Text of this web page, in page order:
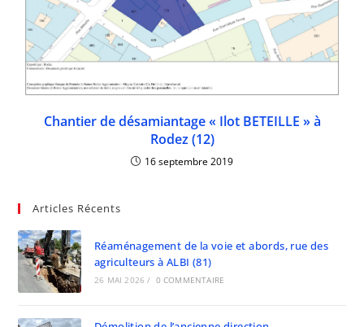
Chantier de désamiantage « Ilot BETEILLE » à
Rodez (12)
16 septembre 2019
Articles Récents
Réaménagement de la voie et abords, rue des
agriculteurs à ALBI (81)
26 MAI 2026 / 0 COMMENTAIRE